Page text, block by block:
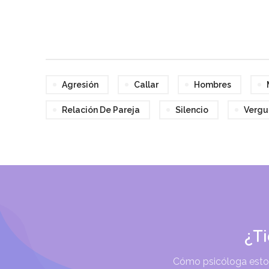
Agresión Callar Hombres
Relación De Pareja Silencio
Cómo psicóloga